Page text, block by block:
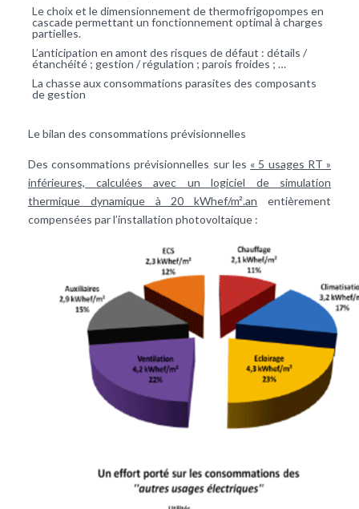
Le choix et le dimensionnement de thermofrigopompes en
cascade permettant un fonctionnement optimal à charges
partielles.
L’anticipation en amont des risques de défaut : détails /
étanchéité ; gestion / régulation ; parois froides ; …
La chasse aux consommations parasites des composants
de gestion
Le bilan des consommations prévisionnelles
Des consommations prévisionnelles sur les « 5 usages RT »
inférieures, calculées avec un logiciel de simulation
thermique dynamique à 20 kWhef/m².an entièrement
compensées par l’installation photovoltaique :